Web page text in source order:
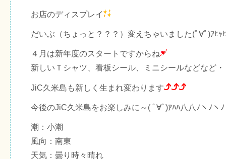
お店のディスプレイ
だいぶ（ちょっと？？？）変えちゃいました(ﾟ∀ﾟ)ｱﾋｬ
４月は新年度のスタートですからね
新しいＴシャツ、看板シール、ミニシールなどなど
JiC久米島も新しく生まれ変わります
今後のJiC久米島をお楽しみに～( ﾟ∀ﾟ)ｱﾊﾊ八八ﾉヽﾉヽ
潮：小潮
風向：南東
天気：曇り時々晴れ